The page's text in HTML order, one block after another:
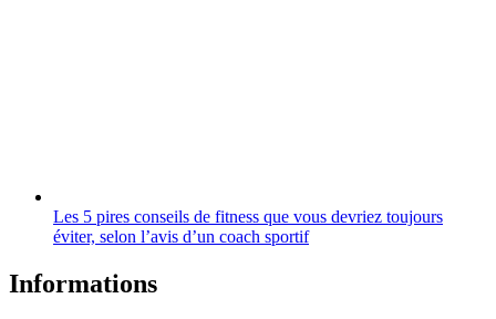
Les 5 pires conseils de fitness que vous devriez toujours
éviter, selon l’avis d’un coach sportif
Informations